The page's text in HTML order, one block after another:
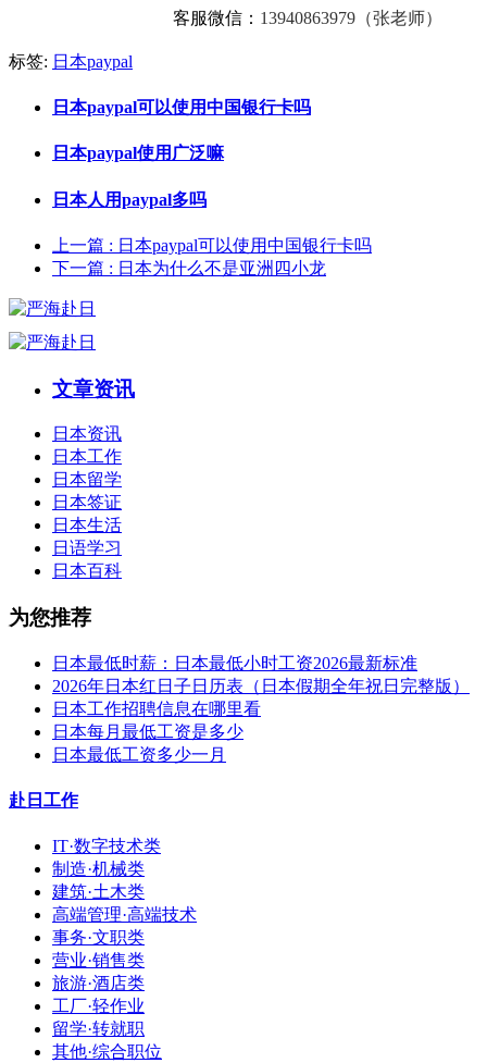
客服微信： 13940863979（张老师）
标签: 日本paypal
日本paypal可以使用中国银行卡吗
日本paypal使用广泛嘛
日本人用paypal多吗
上一篇 : 日本paypal可以使用中国银行卡吗
下一篇 : 日本为什么不是亚洲四小龙
文章资讯
日本资讯
日本工作
日本留学
日本签证
日本生活
日语学习
日本百科
为您推荐
日本最低时薪：日本最低小时工资2026最新标准
2026年日本红日子日历表（日本假期全年祝日完整版）
日本工作招聘信息在哪里看
日本每月最低工资是多少
日本最低工资多少一月
赴日工作
IT·数字技术类
制造·机械类
建筑·土木类
高端管理·高端技术
事务·文职类
营业·销售类
旅游·酒店类
工厂·轻作业
留学·转就职
其他·综合职位